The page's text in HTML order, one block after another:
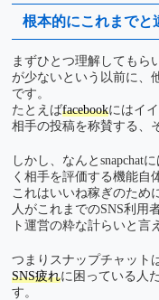
根本的にこれまでと
まずひとつ理解してもら
が少ないという以前に、
です。
たとえばfacebookにはイ
相手の投稿を称賛する、
しかし、なんとsnapchatに
く相手を評価する機能自
これはいいね稼ぎのため
人がこれまでのSNS利用
ト運営の粋な計らいと言
つまりスナップチャット
SNS疲れに困っている人
す。